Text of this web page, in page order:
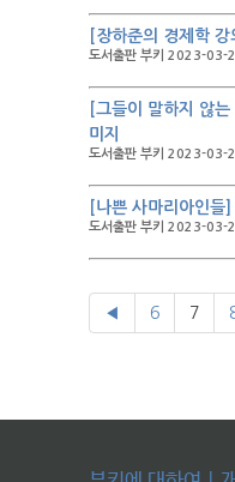
[장하준의 경제학
도서출판 부키 2023-03-
[그들이 말하지 않
미지
도서출판 부키 2023-03-
[나쁜 사마리아인들
도서출판 부키 2023-03-
◀ 6 7